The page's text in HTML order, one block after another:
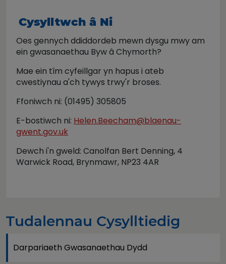
Cysylltwch â Ni
Oes gennych ddiddordeb mewn dysgu mwy am
ein gwasanaethau Byw â Chymorth?
Mae ein tîm cyfeillgar yn hapus i ateb
cwestiynau a'ch tywys trwy'r broses.
Ffoniwch ni: (01495) 305805
E-bostiwch ni: Helen.Beecham@blaenau-
gwent.gov.uk
Dewch i'n gweld: Canolfan Bert Denning, 4
Warwick Road, Brynmawr, NP23 4AR
Tudalennau Cysylltiedig
Darpariaeth Gwasanaethau Dydd